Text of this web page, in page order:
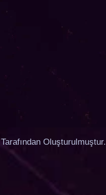
Oluşturulmuştur.